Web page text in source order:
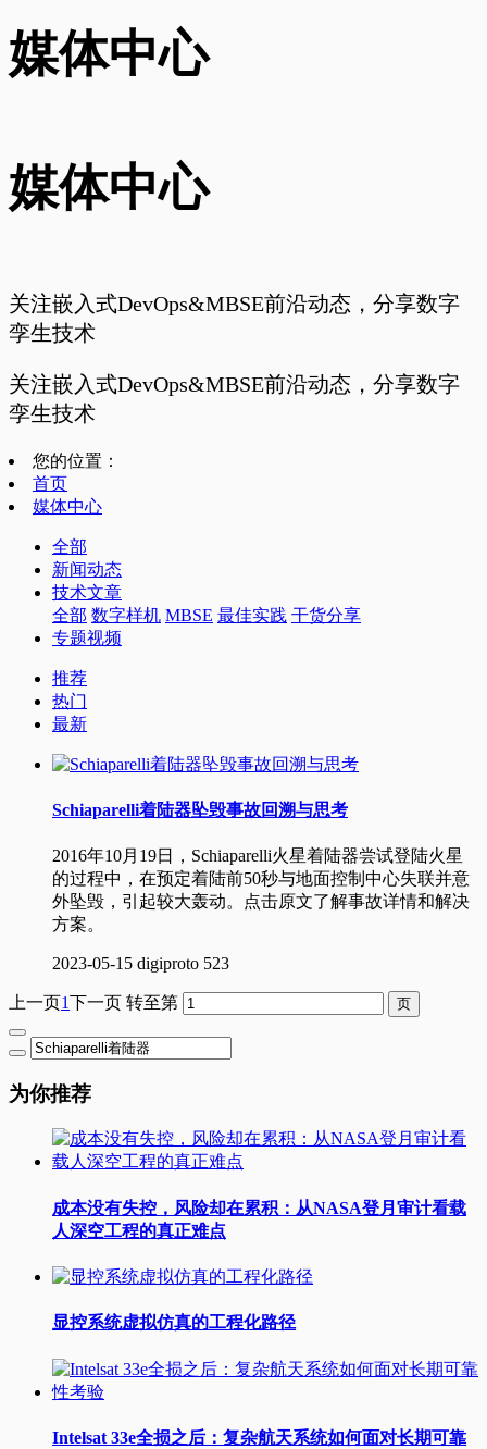
媒体中心
媒体中心
关注嵌入式DevOps&MBSE前沿动态，分享数字
孪生技术
关注嵌入式DevOps&MBSE前沿动态，分享数字
孪生技术
您的位置：
首页
媒体中心
全部
新闻动态
技术文章
全部 数字样机 MBSE 最佳实践 干货分享
专题视频
推荐
热门
最新
Schiaparelli着陆器坠毁事故回溯与思考
2016年10月19日，Schiaparelli火星着陆器尝试登陆火星
的过程中，在预定着陆前50秒与地面控制中心失联并意
外坠毁，引起较大轰动。点击原文了解事故详情和解决
方案。
2023-05-15 digiproto 523
上一页1下一页 转至第
为你推荐
成本没有失控，风险却在累积：从NASA登月审计看载
人深空工程的真正难点
显控系统虚拟仿真的工程化路径
Intelsat 33e全损之后：复杂航天系统如何面对长期可靠